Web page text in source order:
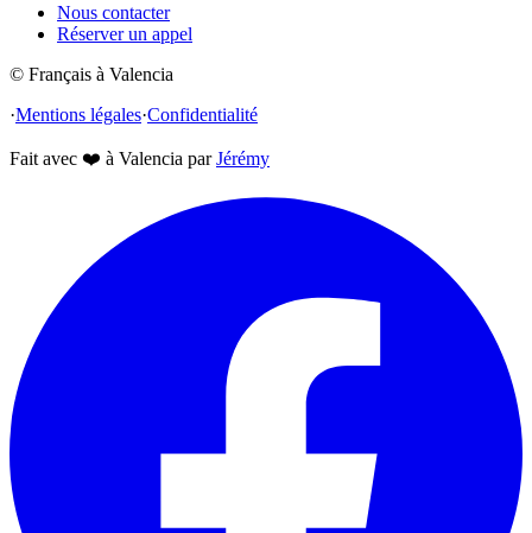
Nous contacter
Réserver un appel
© Français à Valencia
·Mentions légales·Confidentialité
Fait avec ❤️ à Valencia par Jérémy